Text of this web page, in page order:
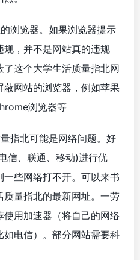
浏览器。如果浏览器提示
规，并不是网站真的违规
这个大学生活质量指北网
网站的浏览器，例如苹果
浏览器等
指北可能是网络问题。好
信、联通、移动)进行优
些网络打不开。可以来书
量指北的最新网址。一劳
用加速器（将自己的网络
电信）。部分网站需要科